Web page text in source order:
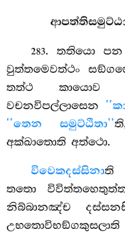
283. තතියො පන
වුත්තමෙවත්ථං
තත්ථ කායොව
වචනවිපල්ලාසෙන
‘‘තෙන සමුට්ඨිතා’’
අක්ඛාතොති අත්ථො.
විවෙකදස්සිනාති
තතො
නිබ්බානඤ්ච